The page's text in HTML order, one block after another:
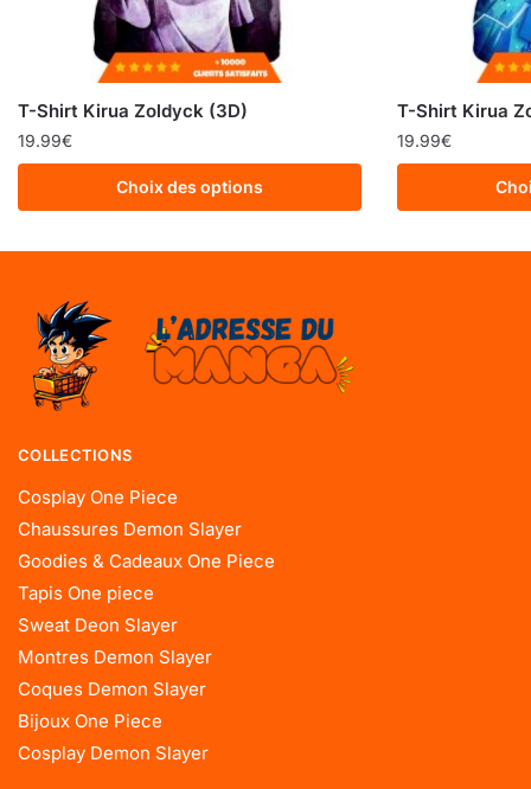
T-Shirt Kirua Zoldyck (3D)
19.99€
Choix des options
T-Shirt Kirua
19.99€
COLLECTIONS
Cosplay One Piece
Chaussures Demon Slayer
Goodies & Cadeaux One Piece
Tapis One piece
Sweat Deon Slayer
Montres Demon Slayer
Coques Demon Slayer
Bijoux One Piece
Cosplay Demon Slayer